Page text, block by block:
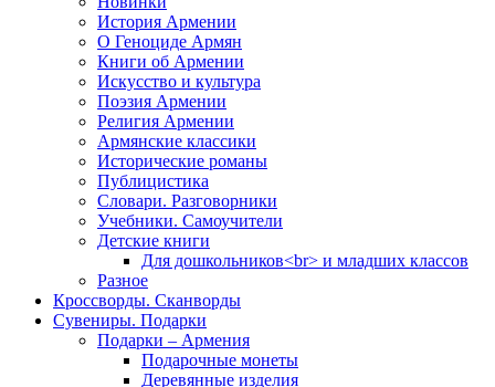
История Армении
О Геноциде Армян
Книги об Армении
Иcкусство и культура
Поэзия Армении
Религия Армении
Армянские классики
Исторические романы
Публицистика
Словари. Разговорники
Учебники. Самоучители
Детские книги
Для дошкольников<br> и младших классов
Разное
Кроссворды. Сканворды
Сувениры. Подарки
Подарки – Армения
Подарочные монеты
Деревянные изделия